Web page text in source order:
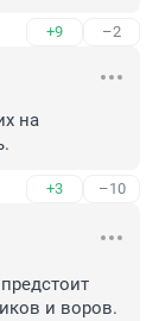
+9 –2
на
+3 –10
и воров.